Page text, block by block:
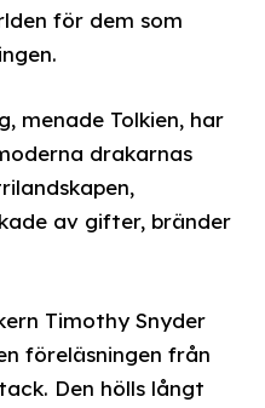
för dem som
menade Tolkien, har
drakarnas
av gifter, bränder
Timothy Snyder
föreläsningen från
Den hölls långt